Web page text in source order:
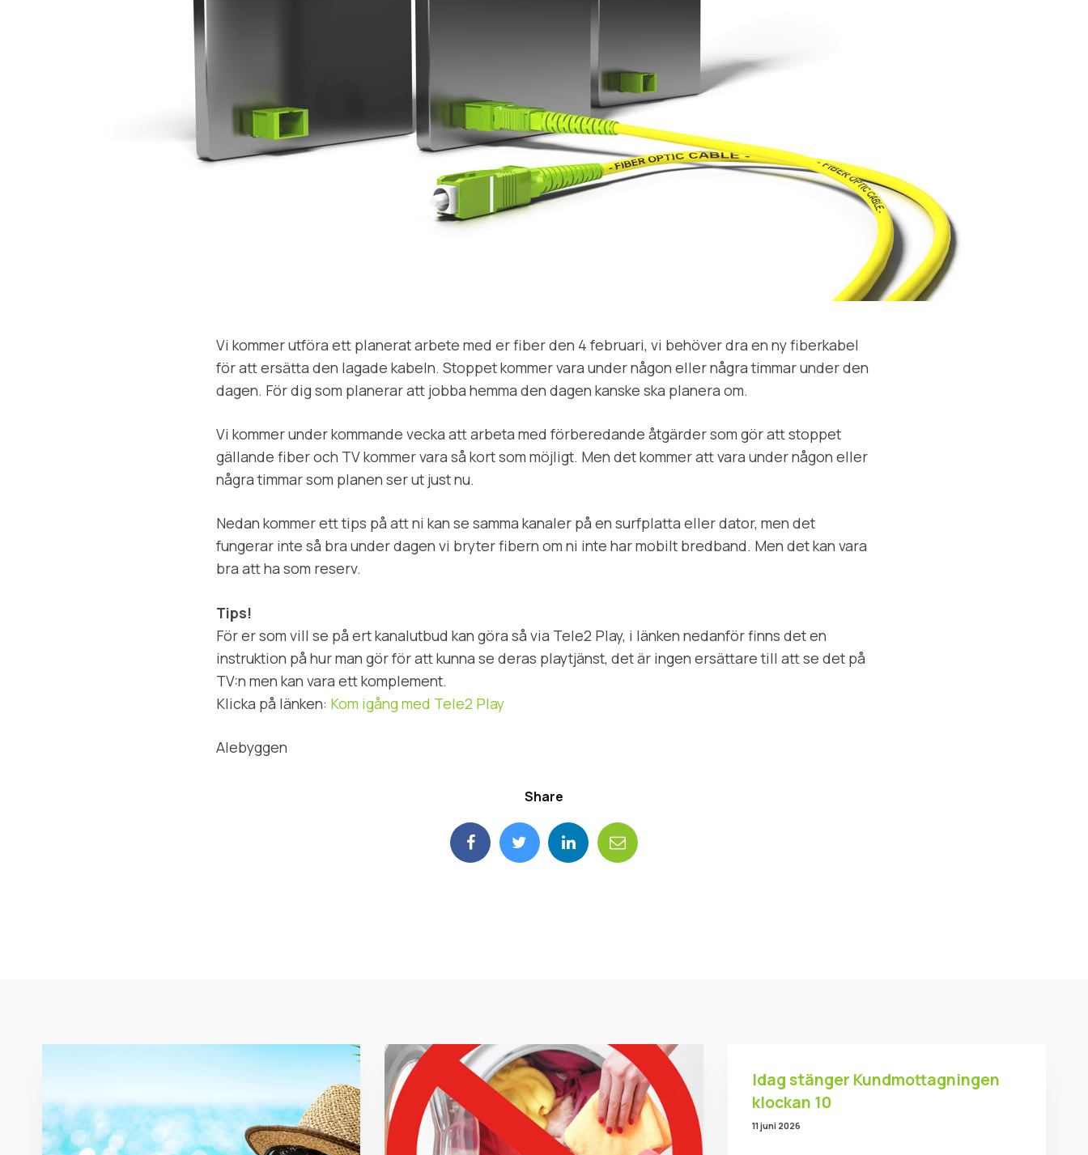
Vi kommer utföra ett planerat arbete med er fiber den 4 februari, vi behöver dra en ny fiberkabel
för att ersätta den lagade kabeln. Stoppet kommer vara under någon eller några timmar under den
dagen. För dig som planerar att jobba hemma den dagen kanske ska planera om.
Vi kommer under kommande vecka att arbeta med förberedande åtgärder som gör att stoppet
gällande fiber och TV kommer vara så kort som möjligt. Men det kommer att vara under någon eller
några timmar som planen ser ut just nu.
Nedan kommer ett tips på att ni kan se samma kanaler på en surfplatta eller dator, men det
fungerar inte så bra under dagen vi bryter fibern om ni inte har mobilt bredband. Men det kan vara
bra att ha som reserv.
Tips!
För er som vill se på ert kanalutbud kan göra så via Tele2 Play, i länken nedanför finns det en
instruktion på hur man gör för att kunna se deras playtjänst, det är ingen ersättare till att se det på
TV:n men kan vara ett komplement.
Klicka på länken: Kom igång med Tele2 Play
Alebyggen
Share
Idag stänger Kundmottagningen
klockan 10
11 juni 2026